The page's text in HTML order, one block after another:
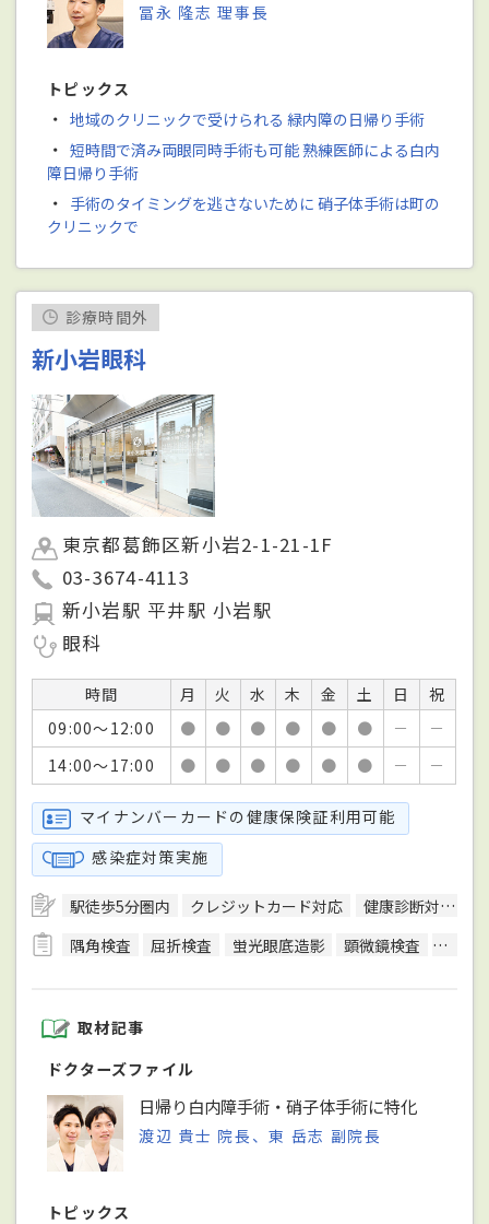
冨永 隆志 理事長
トピックス
・ 地域のクリニックで受けられる 緑内障の日帰り手術
・ 短時間で済み両眼同時手術も可能 熟練医師による白内
障日帰り手術
・ 手術のタイミングを逃さないために 硝子体手術は町の
クリニックで
診療時間外
新小岩眼科
東京都葛飾区新小岩2-1-21-1F
03-3674-4113
新小岩駅 平井駅 小岩駅
眼科
時間 月 火 水 木 金 土 日
祝
09:00～12:00
● ● ● ● ● ● －
－
14:00～17:00
● ● ● ● ● ● － －
マイナンバーカードの健康保険証利用可能
感染症対策実施
駅徒歩5分圏内 クレジットカード対応 健康診断対応
隅角検査
屈折検査 蛍光眼底造影 顕微鏡検査 光干
取材記事
ドクターズファイル
日帰り白内障手術・硝子体手術に特化
渡辺 貴士 院長、東 岳志 副院長
トピックス